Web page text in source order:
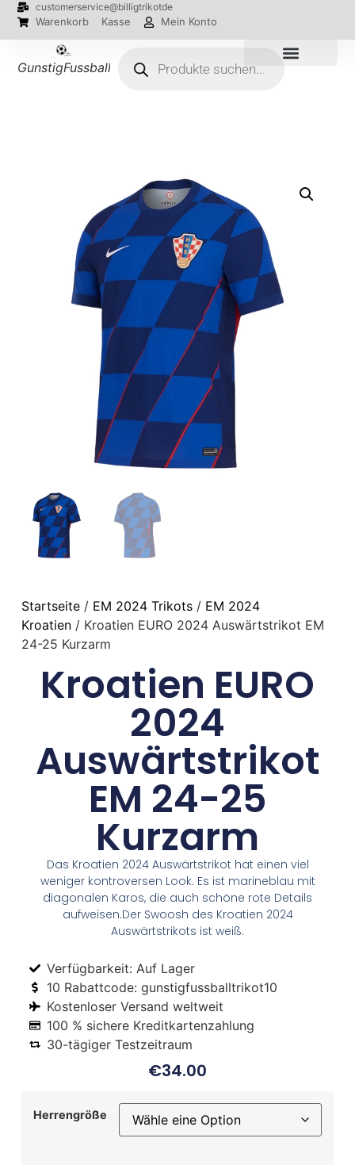
customerservice@billigtrikotde
Warenkorb Kasse Mein Konto
GunstigFussballTrikot
Startseite/ EM 2024 Trikots/ EM 2024
Kroatien/ Kroatien EURO 2024 Auswärtstrikot EM
24-25 Kurzarm
Kroatien EURO
2024
Auswärtstrikot
EM 24-25
Kurzarm
Das Kroatien 2024 Auswärtstrikot hat einen viel
weniger kontroversen Look. Es ist marineblau mit
diagonalen Karos, die auch schöne rote Details
aufweisen.Der Swoosh des Kroatien 2024
Auswärtstrikots ist weiß.
Verfügbarkeit: Auf Lager
10 Rabattcode: gunstigfussballtrikot10
Kostenloser Versand weltweit
100 % sichere Kreditkartenzahlung
30-tägiger Testzeitraum
€34.00
Herrengröße